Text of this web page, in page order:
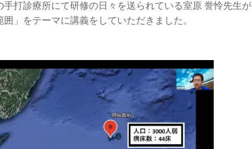
打診療所にて研修の日々を送られている室原 誉怜先生が
」をテーマに講義をしていただきました。